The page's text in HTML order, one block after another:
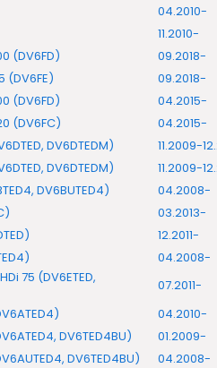
04.2010-
11.2010-
(DV6FD)
09.2018-
(DV6FE)
09.2018-
(DV6FD)
04.2015-
(DV6FC)
04.2015-
DV6DTEDM)
11.2009-
DV6DTEDM)
11.2009-
DV6BUTED4)
04.2008-
03.2013-
12.2011-
04.2008-
75 (DV6ETED,
07.2011-
04.2010-
DV6TED4BU)
01.2009-
DV6TED4BU)
04.2008-